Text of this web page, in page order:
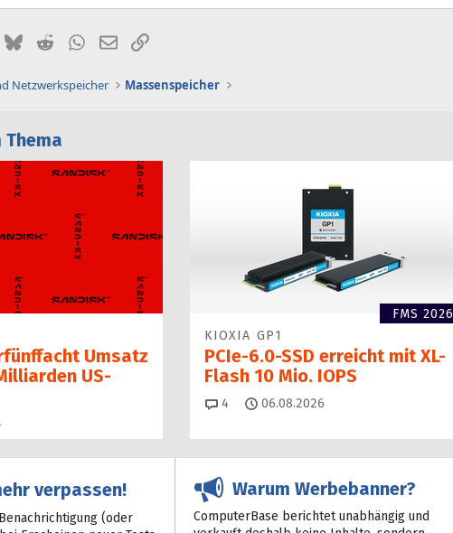
(Twitter)
BlueskyRedditWhatsApp
E-MailLink
Netzwerkspeicher Massenspeicher
Thema
Umsatz
US-
FMS 2026
KIOXIA GP1
PCIe-6.0-SSD erreicht mit XL-
Flash 10 Mio. IOPS
4 Kommentare
06.08.2026
verpassen!
(oder
Warum Werbebanner?
ComputerBase berichtet unabhängig und